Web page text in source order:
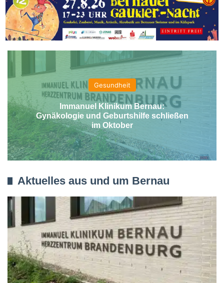
Gesundheit
Immanuel Klinikum Bernau:
Gynäkologie und Geburtshilfe schließen
im Oktober
Aktuelles aus und um Bernau